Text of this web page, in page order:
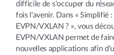
difficile de s'occuper du
fois l'avenir. Dans « Simplifié
EVPN/VXLAN ? », vous
EVPN/VXLAN permet de
nouvelles applications afin